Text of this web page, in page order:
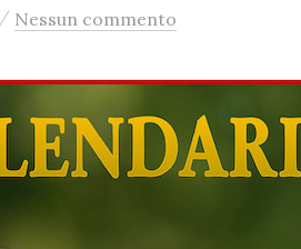
/ Nessun commento